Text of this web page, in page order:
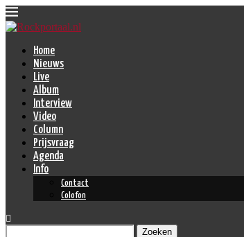
Home
Nieuws
Live
Album
Interview
Video
Column
Prijsvraag
Agenda
Info
Contact
Colofon
Zoeken